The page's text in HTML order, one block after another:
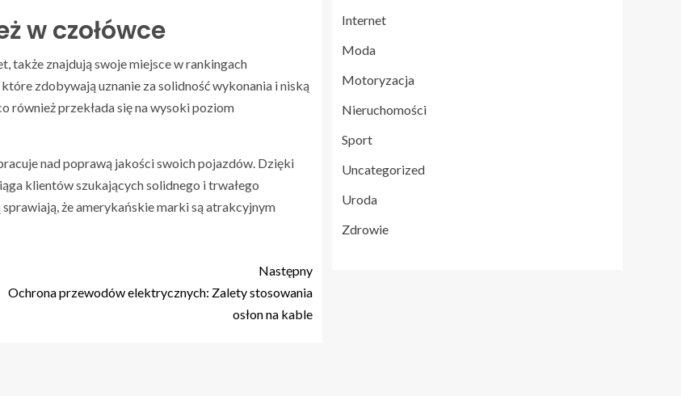
w czołówce
także znajdują swoje miejsce w rankingach
zdobywają uznanie za solidność wykonania i niską
również przekłada się na wysoki poziom
nad poprawą jakości swoich pojazdów. Dzięki
klientów szukających solidnego i trwałego
że amerykańskie marki są atrakcyjnym
Następny
Ochrona przewodów elektrycznych: Zalety stosowania
osłon na kable
Internet
Moda
Motoryzacja
Nieruchomości
Sport
Uncategorized
Uroda
Zdrowie